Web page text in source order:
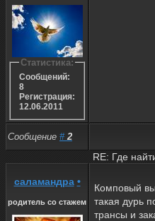
Статистика:
Сообщений:
8
Регистрация:
12.06.2011
Сообщение # 2
RE: Где
саламандра •
родитель со стажем
Комповый
такая дурь
трансы и